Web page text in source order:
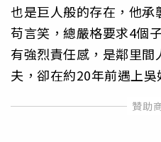
也是巨人般的存在，他
苟言笑，總嚴格要求4個
有強烈責任感，是鄰里
夫，卻在約20年前遇上吳